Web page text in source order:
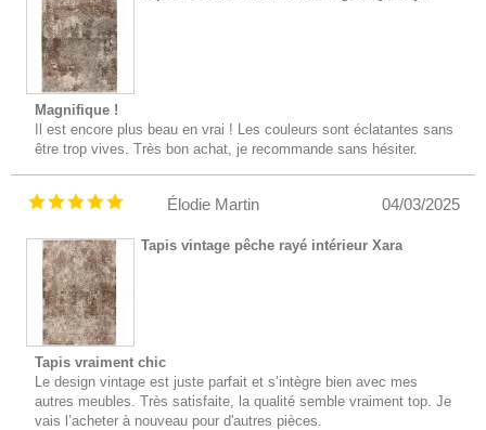
Magnifique !
Il est encore plus beau en vrai ! Les couleurs sont éclatantes sans
être trop vives. Très bon achat, je recommande sans hésiter.
04/03/2025
Élodie Martin
Tapis vintage pêche rayé intérieur Xara
Tapis vraiment chic
Le design vintage est juste parfait et s’intègre bien avec mes
autres meubles. Très satisfaite, la qualité semble vraiment top. Je
vais l’acheter à nouveau pour d'autres pièces.